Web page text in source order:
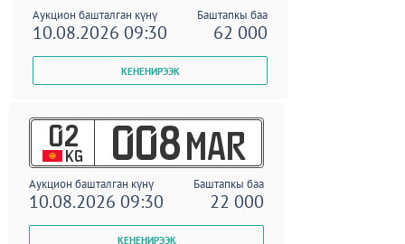
Аукцион башталган күнү Баштапкы баа
10.08.2026 09:30 62 000
02
KG 008 MAR
Аукцион башталган күнү Баштапкы баа
10.08.2026 09:30 22 000